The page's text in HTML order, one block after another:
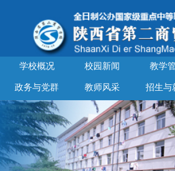
学校概况 校园新闻 教学
政务与党群 教师风采 招生与